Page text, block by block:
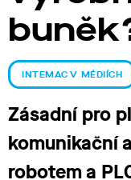
INTEMAC V MÉDIÍCH
Zásadní pro
komunikační
robotem a